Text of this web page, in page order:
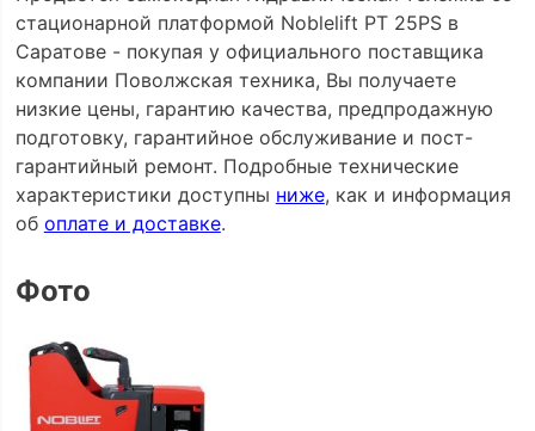
стационарной платформой Noblelift PT 25PS в
Саратове - покупая у официального поставщика
компании Поволжская техника, Вы получаете
низкие цены, гарантию качества, предпродажную
подготовку, гарантийное обслуживание и пост-
гарантийный ремонт. Подробные технические
характеристики доступны ниже, как и информация
об оплате и доставке.
Фото